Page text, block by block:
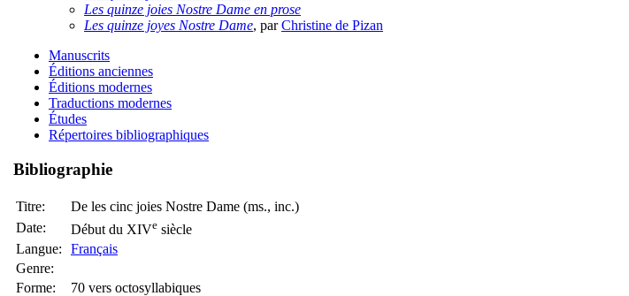
Les quinze joies Nostre Dame en prose
Les quinze joyes Nostre Dame, parChristine de Pizan
Manuscrits
Éditions anciennes
Éditions modernes
Traductions modernes
Études
Répertoires bibliographiques
Bibliographie
Titre:
De les cinc joies Nostre Dame (ms., inc.)
Date:
Début du XIVe siècle
Langue:
Français
Genre:
Forme:
70 vers octosyllabiques